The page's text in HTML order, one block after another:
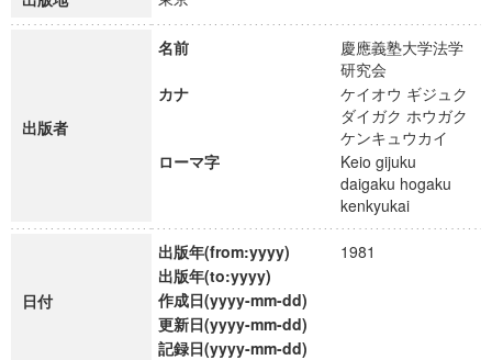
出版者
名前
慶應義塾大学法学
研究会
カナ
ケイオウ ギジュク
ダイガク ホウガク
ケンキュウカイ
ローマ字
Keio gijuku
daigaku hogaku
kenkyukai
日付
出版年(from:yyyy)
1981
出版年(to:yyyy)
作成日(yyyy-mm-dd)
更新日(yyyy-mm-dd)
記録日(yyyy-mm-dd)